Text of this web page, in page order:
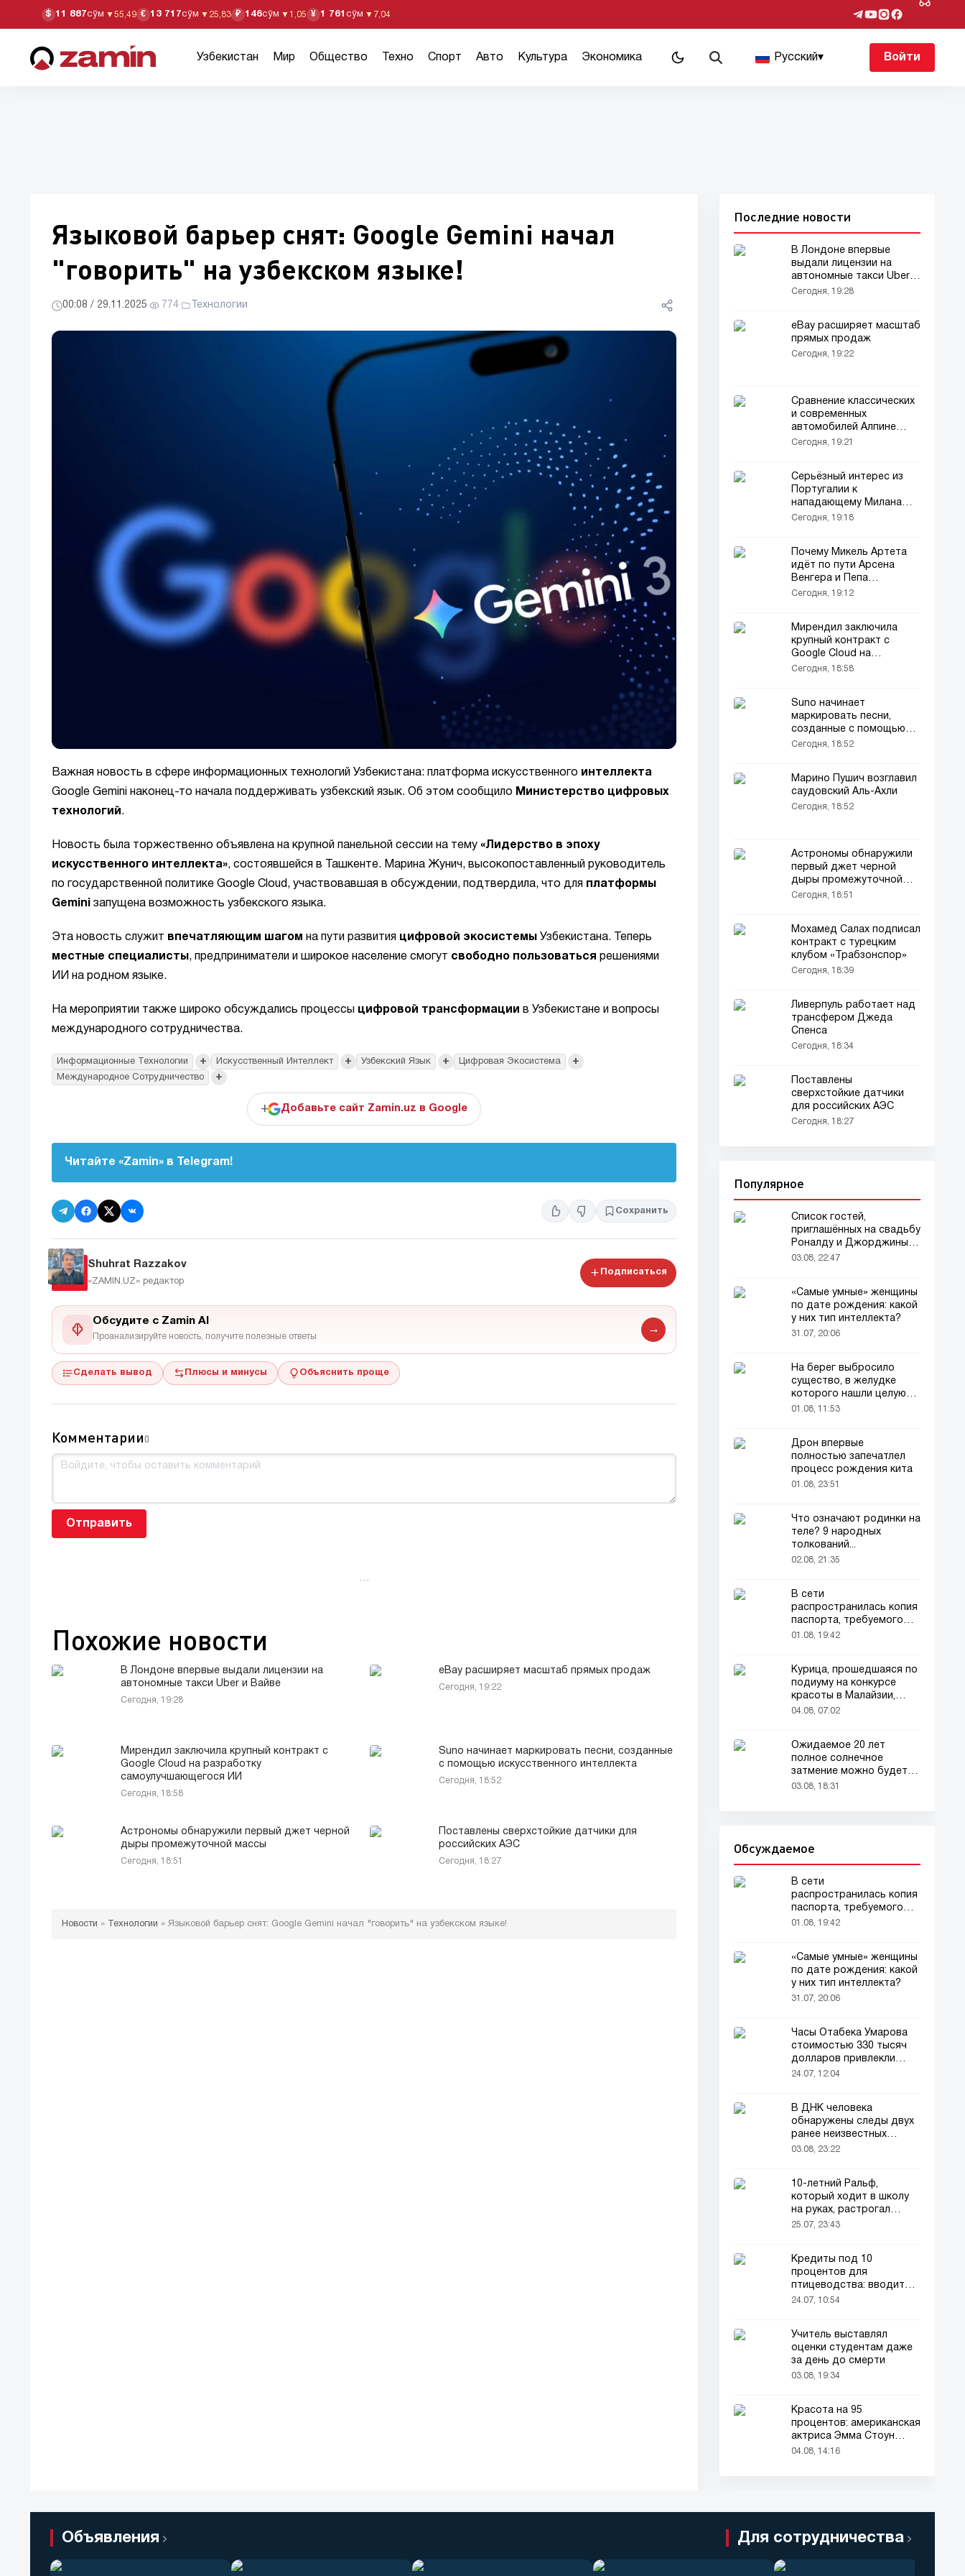
$ 11 887сўм ▼55,49 € 13 717сўм ▼ 25,83 ₽ 146сўм ▼1,05 ¥ 1 761 сўм ▼ 7,04
Узбекистан Мир Общество Техно Спорт Авто Культура Экономика Русский▾ Войти
Языковой барьер снят: Google Gemini начал
"говорить" на узбекском языке!
00:08 / 29.11.2025· 774· Технологии
Важная новость в сфере информационных технологий Узбекистана: платформа искусственного интеллекта
Google Gemini наконец-то начала поддерживать узбекский язык. Об этом сообщило Министерство цифровых
технологий.
Новость была торжественно объявлена на крупной панельной сессии на тему «Лидерство в эпоху
искусственного интеллекта», состоявшейся в Ташкенте. Марина Жунич, высокопоставленный руководитель
по государственной политике Google Cloud, участвовавшая в обсуждении, подтвердила, что для платформы
Gemini запущена возможность узбекского языка.
Эта новость служит впечатляющим шагом на пути развития цифровой экосистемы Узбекистана. Теперь
местные специалисты, предприниматели и широкое население смогут свободно пользоваться решениями
ИИ на родном языке.
На мероприятии также широко обсуждались процессы цифровой трансформации в Узбекистане и вопросы
международного сотрудничества.
Информационные Технологии + Искусственный Интеллект + Узбекский Язык + Цифровая Экосистема +
Международное Сотрудничество +
+ Добавьте сайт Zamin.uz в Google
Читайте «Zamin» в Telegram!
Сохранить
Shuhrat Razzakov
«ZAMIN.UZ» редактор
Подписаться
Обсудите с Zamin AI
Проанализируйте новость, получите полезные ответы
→
Сделать вывод Плюсы и минусы Объяснить проще
Комментарии0
Отправить
…
Похожие новости
В Лондоне впервые выдали лицензии на
автономные такси Uber и Вайве
Сегодня, 19:28
eBay расширяет масштаб прямых продаж
Сегодня, 19:22
Мирендил заключила крупный контракт с
Google Cloud на разработку
самоулучшающегося ИИ
Сегодня, 18:58
Suno начинает маркировать песни, созданные
с помощью искусственного интеллекта
Сегодня, 18:52
Астрономы обнаружили первый джет черной
дыры промежуточной массы
Сегодня, 18:51
Поставлены сверхстойкие датчики для
российских АЭС
Сегодня, 18:27
Новости » Технологии » Языковой барьер снят: Google Gemini начал "говорить" на узбекском языке!
Последние новости
В Лондоне впервые
выдали лицензии на
автономные такси Uber и
Вайве
Сегодня, 19:28
eBay расширяет масштаб
прямых продаж
Сегодня, 19:22
Сравнение классических
и современных
автомобилей Алпине
А110
Сегодня, 19:21
Серьёзный интерес из
Португалии к
нападающему Милана
Сантьяго Хименесу
Сегодня, 19:18
Почему Микель Артета
идёт по пути Арсена
Венгера и Пепа
Гвардиолы
Сегодня, 19:12
Мирендил заключила
крупный контракт с
Google Cloud на
разработку
Сегодня, 18:58
Suno начинает
маркировать песни,
созданные с помощью
искусственного
Сегодня, 18:52
Марино Пушич возглавил
саудовский Аль-Ахли
Сегодня, 18:52
Астрономы обнаружили
первый джет черной
дыры промежуточной
массы
Сегодня, 18:51
Мохамед Салах подписал
контракт с турецким
клубом «Трабзонспор»
Сегодня, 18:39
Ливерпуль работает над
трансфером Джеда
Спенса
Сегодня, 18:34
Поставлены
сверхстойкие датчики
для российских АЭС
Сегодня, 18:27
Популярное
Список гостей,
приглашённых на свадьбу
Роналду и Джорджины,
вызвал ажиотаж
03.08, 22:47
«Самые умные» женщины
по дате рождения: какой
у них тип интеллекта?
31.07, 20:06
На берег выбросило
существо, в желудке
которого нашли целую
добычу
01.08, 11:53
Дрон впервые
полностью запечатлел
процесс рождения кита
01.08, 23:51
Что означают родинки на
теле? 9 народных
толкований...
02.08, 21:35
В сети
распространилась копия
паспорта, требуемого
для домашних животных
01.08, 19:42
Курица, прошедшаяся по
подиуму на конкурсе
красоты в Малайзии,
привлекла внимание
04.08, 07:02
Ожидаемое 20 лет
полное солнечное
затмение можно будет
наблюдать в августе
03.08, 18:31
Обсуждаемое
В сети
распространилась копия
паспорта, требуемого
для домашних животных
01.08, 19:42
«Самые умные» женщины
по дате рождения: какой
у них тип интеллекта?
31.07, 20:06
Часы Отабека Умарова
стоимостью 330 тысяч
долларов привлекли
всеобщее внимание в
24.07, 12:04
В ДНК человека
обнаружены следы двух
ранее неизвестных
предков
03.08, 23:22
10-летний Ральф,
который ходит в школу
на руках, растрогал
пользователей соцсетей
25.07, 23:43
Кредиты под 10
процентов для
птицеводства: вводится
новый порядок
24.07, 10:54
Учитель выставлял
оценки студентам даже
за день до смерти
03.08, 19:34
Красота на 95
процентов: американская
актриса Эмма Стоун
признана самой красивой
04.08, 14:16
Объявления Для сотрудничества